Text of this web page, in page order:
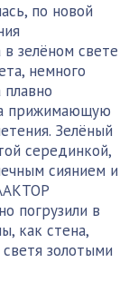
по новой
зелёном свете
немного
прижимающую
Зелёный
серединкой,
сиянием и
погрузили в
как стена,
золотыми